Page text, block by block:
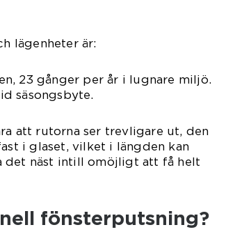
lägenheter är:
23 gånger per år i lugnare miljö.
säsongsbyte.
att rutorna ser trevligare ut, den
i glaset, vilket i längden kan
det näst intill omöjligt att få helt
fönsterputsning?